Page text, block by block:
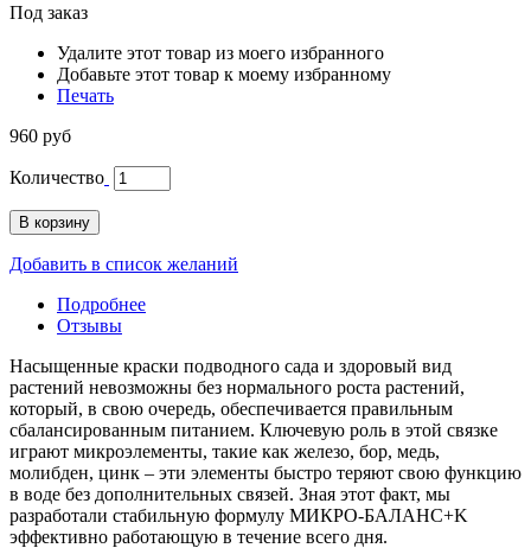
Под заказ
Удалите этот товар из моего избранного
Добавьте этот товар к моему избранному
Печать
960 руб
Количество
В корзину
Добавить в список желаний
Подробнее
Отзывы
Насыщенные краски подводного сада и здоровый вид
растений невозможны без нормального роста растений,
который, в свою очередь, обеспечивается правильным
сбалансированным питанием. Ключевую роль в этой связке
играют микроэлементы, такие как железо, бор, медь,
молибден, цинк – эти элементы быстро теряют свою функцию
в воде без дополнительных связей. Зная этот факт, мы
разработали стабильную формулу МИКРО-БАЛАНС+K
эффективно работающую в течение всего дня.